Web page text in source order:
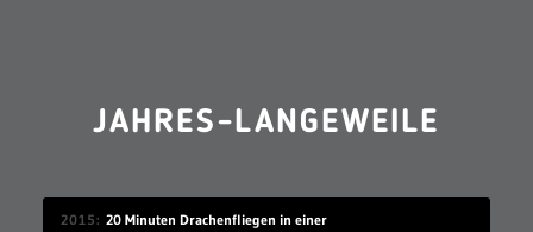
JAHRES-LANGEWEILE
2015 20 Minuten Drachenfliegen in einer